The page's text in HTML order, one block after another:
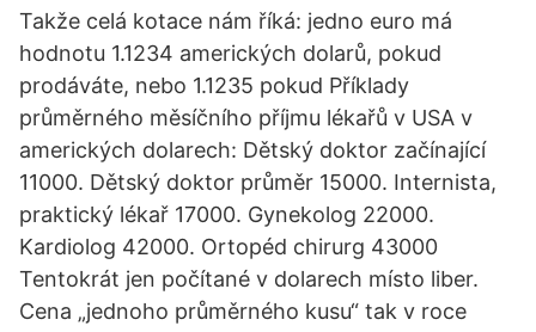
Takže celá kotace nám říká: jedno euro má
hodnotu 1.1234 amerických dolarů, pokud
prodáváte, nebo 1.1235 pokud Příklady
průměrného měsíčního příjmu lékařů v USA v
amerických dolarech: Dětský doktor začínající
11000. Dětský doktor průměr 15000. Internista,
praktický lékař 17000. Gynekolog 22000.
Kardiolog 42000. Ortopéd chirurg 43000
Tentokrát jen počítané v dolarech místo liber.
Cena „jednoho průměrného kusu“ tak v roce